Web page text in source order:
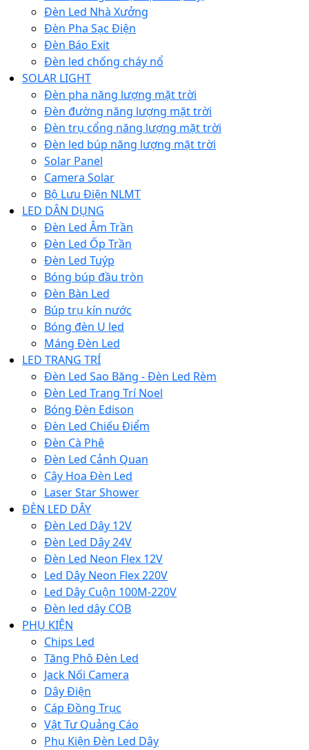
Đèn Led Nhà Xưởng
Đèn Pha Sạc Điện
Đèn Báo Exit
Đèn led chống cháy nổ
SOLAR LIGHT
Đèn pha năng lượng mặt trời
Đèn đường năng lượng mặt trời
Đèn trụ cổng năng lượng mặt trời
Đèn led búp năng lượng mặt trời
Solar Panel
Camera Solar
Bộ Lưu Điện NLMT
LED DÂN DỤNG
Đèn Led Âm Trần
Đèn Led Ốp Trần
Đèn Led Tuýp
Bóng búp đầu tròn
Đèn Bàn Led
Búp trụ kín nước
Bóng đèn U led
Máng Đèn Led
LED TRANG TRÍ
Đèn Led Sao Băng - Đèn Led Rèm
Đèn Led Trang Trí Noel
Bóng Đèn Edison
Đèn Led Chiếu Điểm
Đèn Cà Phê
Đèn Led Cảnh Quan
Cây Hoa Đèn Led
Laser Star Shower
ĐÈN LED DÂY
Đèn Led Dây 12V
Đèn Led Dây 24V
Đèn Led Neon Flex 12V
Led Dây Neon Flex 220V
Led Dây Cuộn 100M-220V
Đèn led dây COB
PHỤ KIỆN
Chips Led
Tăng Phô Đèn Led
Jack Nối Camera
Dây Điện
Cáp Đồng Trục
Vật Tư Quảng Cáo
Phụ Kiện Đèn Led Dây